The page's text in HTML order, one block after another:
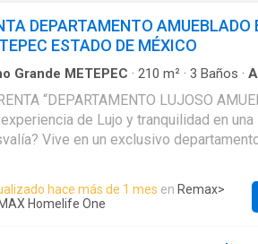
DEPARTAMENTO AMUEBLADO
ESTADO DE MÉXICO
Grande METEPEC · 210 m² · 3 Baños ·
Elevador
“DEPARTAMENTO LUJOSO
de Lujo y tranquilidad en
Vive en un exclusivo
para tu comodidad. El conjunto
se encuentra estratégicamente
cerca de Toluca y Avenidas
hace más de 1 mes en Remax>
Homelife One